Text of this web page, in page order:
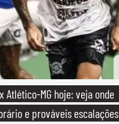
MG hoje: veja onde
e prováveis escalações